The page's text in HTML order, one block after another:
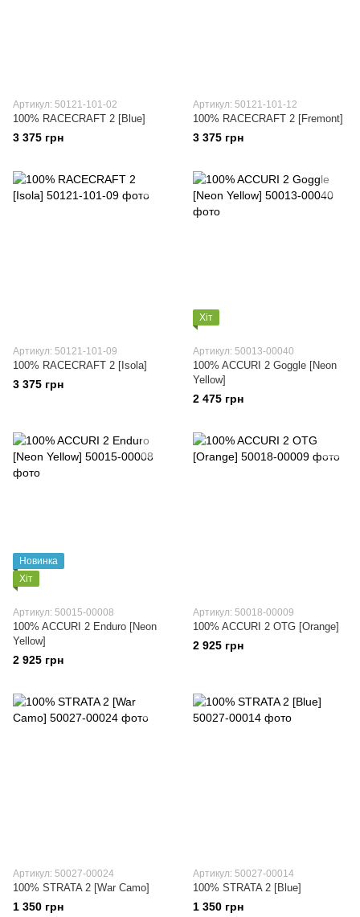
Артикул: 50121-101-02
100% RACECRAFT 2 [Blue]
3 375 грн
Артикул: 50121-101-12
100% RACECRAFT 2 [Fremont]
3 375 грн
Артикул: 50121-101-09
100% RACECRAFT 2 [Isola]
3 375 грн
Хіт
Артикул: 50013-00040
100% ACCURI 2 Goggle [Neon
Yellow]
2 475 грн
Новинка
Хіт
Артикул: 50015-00008
100% ACCURI 2 Enduro [Neon
Yellow]
2 925 грн
Артикул: 50018-00009
100% ACCURI 2 OTG [Orange]
2 925 грн
Артикул: 50027-00024
100% STRATA 2 [War Camo]
1 350 грн
Артикул: 50027-00014
100% STRATA 2 [Blue]
1 350 грн